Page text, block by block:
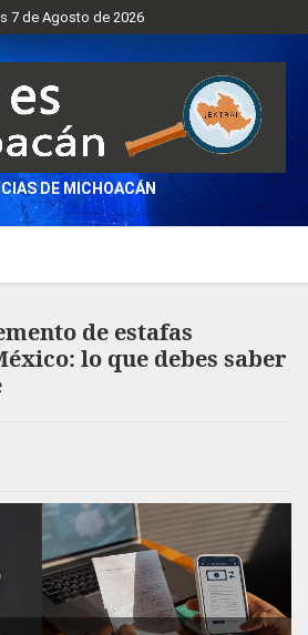
7 de Agosto de 2026
DE MICHOACÁN
de estafas
lo que debes saber